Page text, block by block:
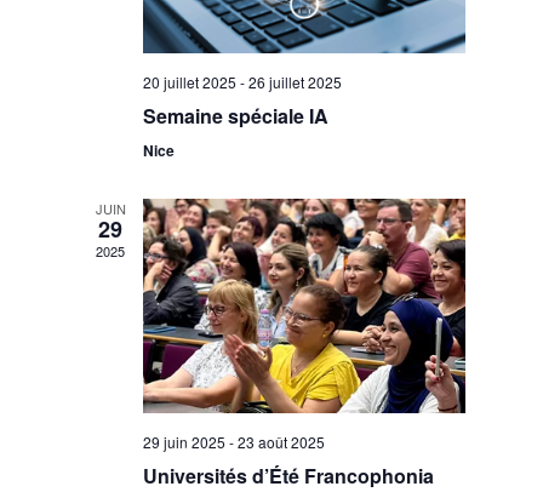
20 juillet 2025 -26 juillet 2025
Semaine spéciale IA
Nice
JUIN
29
2025
29 juin 2025 -23 août 2025
Universités d’Été Francophonia